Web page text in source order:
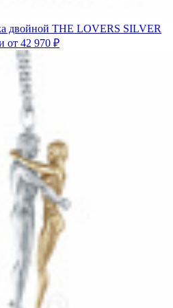
двойной THE LOVERS SILVER
от 42 970 ₽